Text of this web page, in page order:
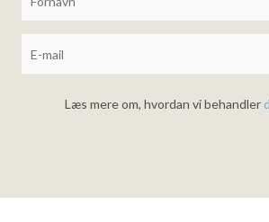
Læs mere om, hvordan vi behandler